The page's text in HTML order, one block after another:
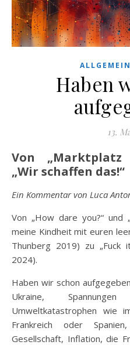
ALLGEMEIN
Haben
13.
Von „Marktplatz Gesellschaft“ und
„Wir schaffen das!“
Ein Kommentar von Luca
Von „How dare you?“ und
meine Kindheit mit euren
Thunberg 2019) zu „Fuck
2024).
Haben wir schon
Ukraine,
Umweltkatastrophen wie
Frankreich oder
Gesellschaft, Inflation, die